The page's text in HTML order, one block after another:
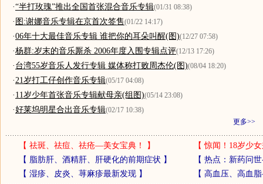
·“半打玫瑰”推出全国首张混合音乐专辑(01/31 08:38)
·图:谢娜音乐专辑在京首次签售(01/22 14:17)
·06年十大最佳音乐专辑 谁把你的耳朵叫醒(图)(12/27 07:58)
·杨群:岁末的音乐厮杀 2006年度入围专辑点评(12/13 17:26)
·台湾55岁音乐人发行专辑 媒体称打败周杰伦(图)(08/04 18:20)
·21岁打工仔创作音乐专辑(05/17 04:08)
·11岁少年首张音乐专辑献母亲(组图)(05/14 23:08)
·好莱坞明星合出音乐专辑(02/17 10:38)
更多>>
【 祛斑、祛痘、祛疮—美女宝典！ 】 【惊闻！18岁少
【 脂肪肝、酒精肝、肝硬化的前期症状 】 【 热点：新药问
【 湿疹、皮炎、荨麻疹最新发现】 【 高血压、高血